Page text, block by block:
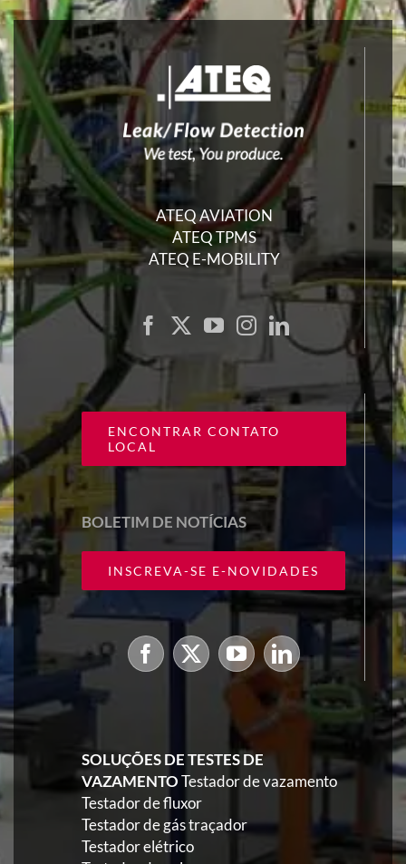
ATEQ AVIATION
ATEQ TPMS
ATEQ E-MOBILITY
ENCONTRAR CONTATO
LOCAL
BOLETIM DE NOTÍCIAS
INSCREVA-SE E-NOVIDADES
SOLUÇÕES DE TESTES DE
VAZAMENTOTestador de vazamento
Testador de fluxor
Testador de gás traçador
Testador elétrico